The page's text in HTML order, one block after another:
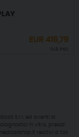
EUR 416,79
IVA incl.
S.r.l. ed aventi la
in vitro, presidi
relativi a tali